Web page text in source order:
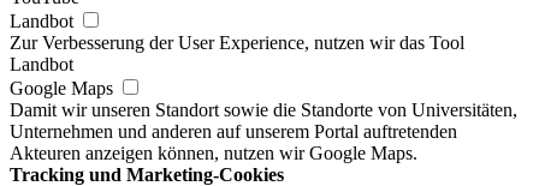
Landbot
Zur Verbesserung der User Experience, nutzen wir das Tool
Landbot
Google Maps
Damit wir unseren Standort sowie die Standorte von Universitäten,
Unternehmen und anderen auf unserem Portal auftretenden
Akteuren anzeigen können, nutzen wir Google Maps.
Tracking und Marketing-Cookies